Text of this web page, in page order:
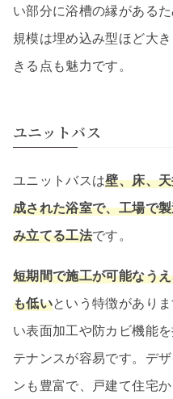
い部分に浴槽の縁がある
規模は埋め込み型ほど大
きる点も魅力です。
ユニットバス
ユニットバスは壁、床、
成された浴室で、工場で
み立てる工法です。
短期間で施工が可能なう
も低いという特徴があり
い表面加工や防カビ機能
テナンスが容易です。デ
ンも豊富で、戸建て住宅